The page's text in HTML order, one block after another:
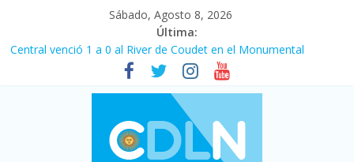
Sábado, Agosto 8, 2026
Última:
Central venció 1 a 0 al River de Coudet en el Monumental
La morosidad alcanzó su nivel más alto en dos décadas y ya
afecta a 400 mil deudores en Santa Fe
Desde que asumió Milei cerraron 41.000 kioscos: el sector
denuncia crisis como en 2001
Vacaciones de invierno con más movimiento y consumo
turístico: 4,6 millones de personas viajaron por el país, un 5,9%